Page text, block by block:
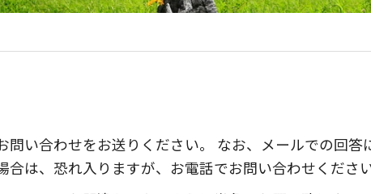
問い合わせをお送りください。 なお、メールでの回答
合は、恐れ入りますが、お電話でお問い合わせください